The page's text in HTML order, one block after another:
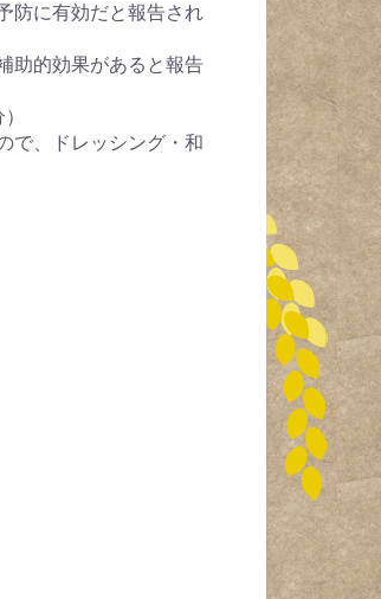
防に有効だと報告され
助的効果があると報告
で、ドレッシング・和